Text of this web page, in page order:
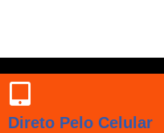
Direto Pelo Celular